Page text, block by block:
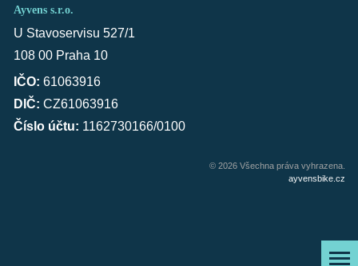
Ayvens s.r.o.
U Stavoservisu 527/1
108 00 Praha 10
IČO: 61063916
DIČ: CZ61063916
Číslo účtu: 1162730166/0100
© 2026 Všechna práva vyhrazena.
ayvensbike.cz